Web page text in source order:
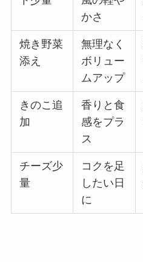
かさ
焼き野菜
添え
無理なく
ボリュー
ムアップ
きのこ追
加
香りと食
感をプラ
ス
チーズ少
量
コクを足
したい日
に